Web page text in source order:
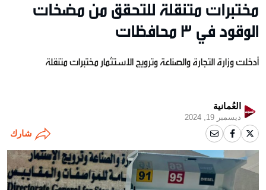
مختبرات متنقلة للتحقق من مضخات
الوقود في 3 محافظات
أدخلت وزارة التجارة والصناعة وترويج الاستثمار مختبرات متنقلة
العُمانية
ديسمبر 19, 2024
شارك